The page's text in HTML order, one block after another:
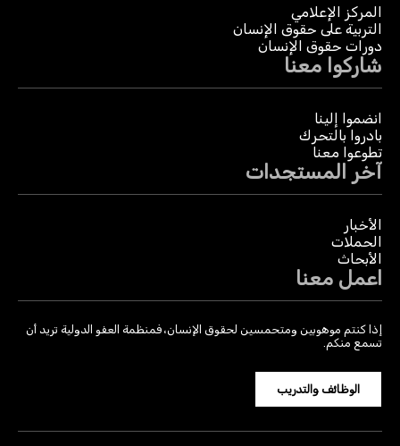
المركز الإعلامي
التربية على حقوق الإنسان
دورات حقوق الإنسان
شاركوا معنا
انضموا إلينا
بادروا بالتحرك
تطوعوا معنا
آخر المستجدات
الأخبار
الحملات
الأبحاث
اعمل معنا
إذا كنتم موهوبين ومتحمسين لحقوق الإنسان، فمنظمة العفو الدولية تريد أن
تسمع منكم.
الوظائف والتدريب